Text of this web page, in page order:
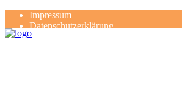
Impressum
Datenschutzerklärung
Kontakt